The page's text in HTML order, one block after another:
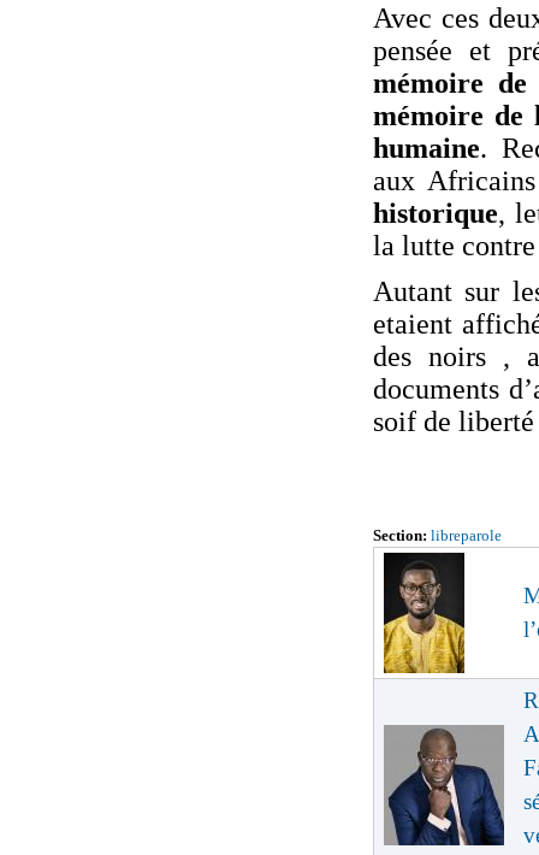
Avec ces
pensée et
mémoire de
mémoire de
humaine.
aux
historique,
la lutte
Autant sur
etaient
des noirs ,
documents
soif de liberté
Section: libreparole